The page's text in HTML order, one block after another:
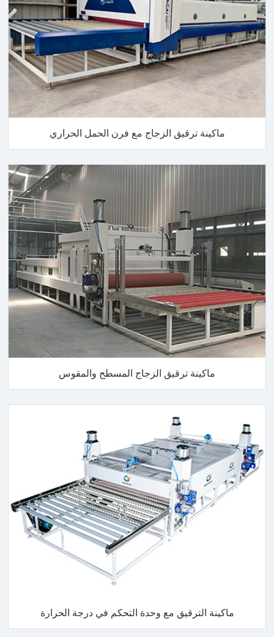
ماكينة ترقيق الزجاج مع فرن الحمل الحراري
ماكينة ترقيق الزجاج المسطح والمقوس
ماكينة الترقيق مع وحدة التحكم في درجة الحرارة